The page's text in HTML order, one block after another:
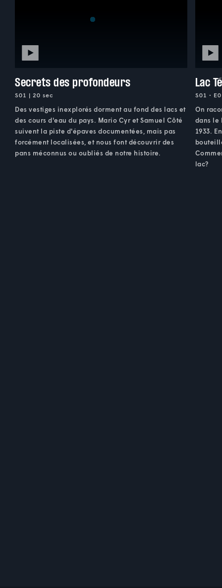
Secrets des profondeurs
S01 | 20 sec
Des vestiges inexplorés dorment au fond des lacs et
des cours d'eau du pays. Mario Cyr et Samuel Côté
suivent la piste d'épaves documentées, mais pas
forcément localisées, et nous font découvrir des
pans méconnus ou oubliés de notre histoire.
Lac
S01 •
On
dans le
1933.
lac?